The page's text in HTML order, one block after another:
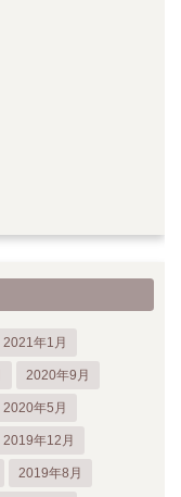
2021年1月
2020年9月
2020年5月
2019年12月
2019年8月